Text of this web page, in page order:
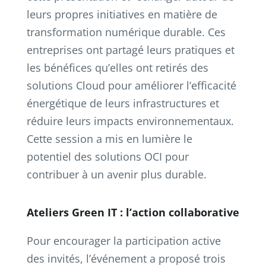
leurs propres initiatives en matière de
transformation numérique durable. Ces
entreprises ont partagé leurs pratiques et
les bénéfices qu’elles ont retirés des
solutions Cloud pour améliorer l’efficacité
énergétique de leurs infrastructures et
réduire leurs impacts environnementaux.
Cette session a mis en lumière le
potentiel des solutions OCI pour
contribuer à un avenir plus durable.
Ateliers Green IT : l’action collaborative
Pour encourager la participation active
des invités, l’événement a proposé trois